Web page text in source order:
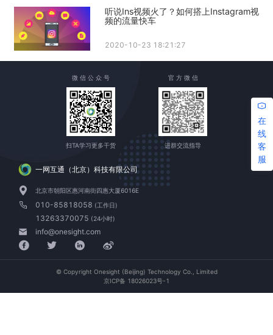
听说Ins视频火了？如何搭上Instagram视
频的流量快车
2020-10-23 18:21:27
在
线
客
服
一网互通（北京）科技有限公司
北京市朝阳区惠河南街四惠大厦6016E
010-85818058 (工作日)
13263370075 (24小时)
info@onesight.com
微 信 公 众 号
扫TA学习更多干货
官 方 微 信
进群交流指导
© Copyright Onesight (Beijing) Technology Co., Limited
京ICP备 18026023号-1